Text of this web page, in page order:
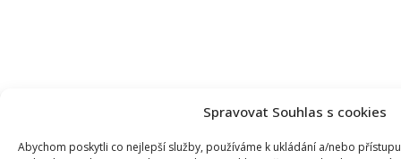
Spravovat Souhlas s cookies
Abychom poskytli co nejlepší služby, používáme k ukládání a/nebo